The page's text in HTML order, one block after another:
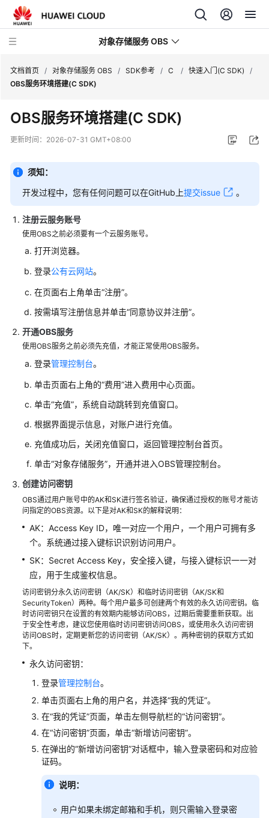
对象存储服务 OBS
新
动
服
务
告
品
介
计
说
明
速
入
用
南
权
限
南
工
具
指
南
文档首页 / 对象存储服务 OBS / SDK参考 / C / 快速入门(C SDK)
/
OBS服务环境搭建(C SDK)
OBS服务环境搭建(C SDK)
更新时间： 2026-07-31 GMT+08:00
须知：
开发过程中，您有任何问题可以在GitHub上提交issue 。
注册云服务账号
使用OBS之前必须要有一个云服务账号。
打开浏览器。
登录公有云网站。
在页面右上角单击“注册”。
按需填写注册信息并单击“同意协议并注册”。
开通OBS服务
使用OBS服务之前必须先充值，才能正常使用OBS服务。
登录管理控制台。
单击页面右上角的“费用”进入费用中心页面。
单击“充值”，系统自动跳转到充值窗口。
根据界面提示信息，对账户进行充值。
充值成功后，关闭充值窗口，返回管理控制台首页。
单击“对象存储服务”，开通并进入OBS管理控制台。
创建访问密钥
OBS通过用户账号中的AK和SK进行签名验证，确保通过授权的账号才能访
问指定的OBS资源。以下是对AK和SK的解释说明：
AK：Access Key ID，唯一对应一个用户，一个用户可拥有多
个。系统通过接入键标识识别访问用户。
SK：Secret Access Key，安全接入键，与接入键标识一一对
应，用于生成鉴权信息。
访问密钥分永久访问密钥（AK/SK）和临时访问密钥（AK/SK和
SecurityToken）两种。每个用户最多可创建两个有效的永久访问密钥。临
时访问密钥只在设置的有效期内能够访问OBS，过期后需要重新获取。出
于安全性考虑，建议您使用临时访问密钥访问OBS，或使用永久访问密钥
访问OBS时，定期更新您的访问密钥（AK/SK）。两种密钥的获取方式如
下。
永久访问密钥：
登录管理控制台。
单击页面右上角的用户名，并选择“我的凭证”。
在“我的凭证”页面，单击左侧导航栏的“访问密钥”。
在“访问密钥”页面，单击“新增访问密钥”。
在弹出的“新增访问密钥”对话框中，输入登录密码和对应验
证码。
说明：
用户如果未绑定邮箱和手机，则只需输入登录密